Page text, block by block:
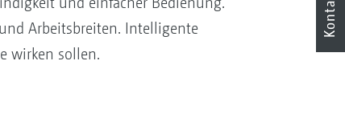
Arbeitsbreiten. Intelligente
wirken sollen.
Kontakt